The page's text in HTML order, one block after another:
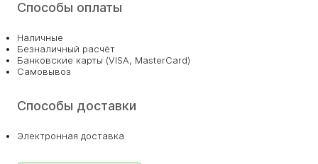
Способы оплаты
Наличные
Безналичный расчёт
Банковские карты (VISA, MasterCard)
Самовывоз
Способы доставки
Электронная доставка